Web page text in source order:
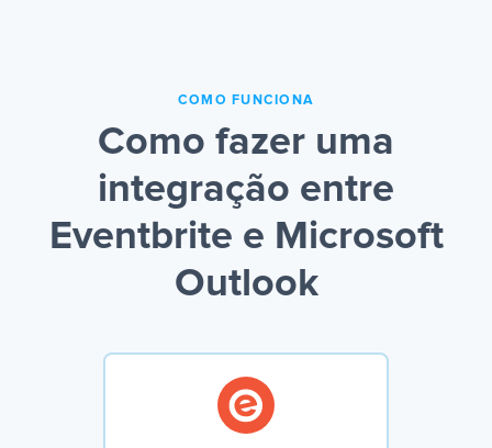
COMO FUNCIONA
Como fazer uma
integração entre
Eventbrite e Microsoft
Outlook